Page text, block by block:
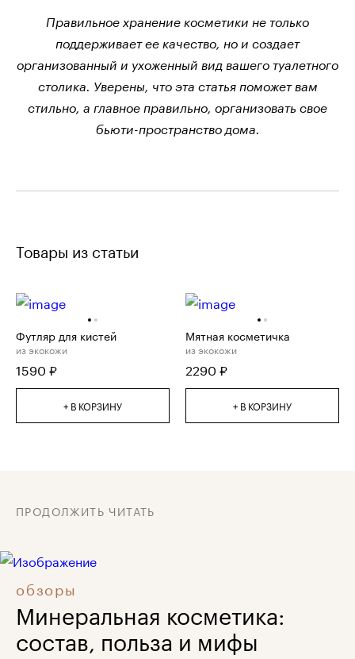
Правильное хранение косметики не только
поддерживает ее качество, но и создает
организованный и ухоженный вид вашего туалетного
столика. Уверены, что эта статья поможет вам
стильно, а главное правильно, организовать свое
бьюти-пространство дома.
Товары из статьи
Футляр для кистей
из экокожи
1590 ₽
+ В КОРЗИНУ
Мятная косметичка
из экокожи
2290 ₽
+ В КОРЗИНУ
ПРОДОЛЖИТЬ ЧИТАТЬ
обзоры
Минеральная косметика:
состав, польза и мифы